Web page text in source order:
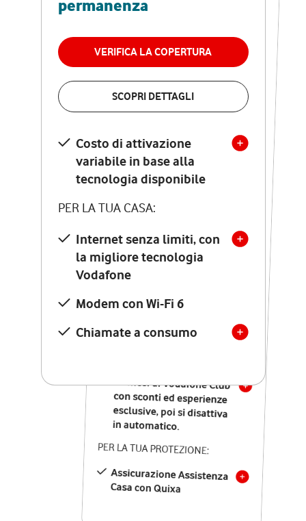
permanenza
VERIFICA LA COPERTURA
SCOPRI DETTAGLI
Costo di attivazione
variabile in base alla
tecnologia disponibile
PER LA TUA CASA:
Internet senza limiti, con
la migliore tecnologia
Vodafone
Modem con Wi-Fi 6
Chiamate a consumo
permanenza
VERIFICA LA COPERTURA
Costo di attivazione
variabile in base alla
tecnologia disponibile
PER LA TUA CASA:
Internet senza limiti, con
la migliore tecnologia
Vodafone
Modem Seven con Wi-Fi 7
Chiamate illimitate verso
numeri fissi e mobili
nazionali
12 mesi di Vodafone Club
con sconti ed esperienze
esclusive, poi si disattiva
in automatico.
PER LA TUA PROTEZIONE:
Assicurazione Assistenza
Casa con Quixa